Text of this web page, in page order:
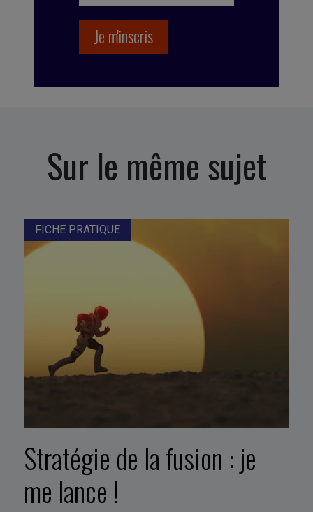
Sur le même sujet
FICHE PRATIQUE
Stratégie de la fusion : je
me lance !